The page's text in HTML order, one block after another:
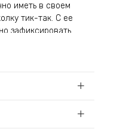
иметь в своем
тик-так. С ее
зафиксировать
уложив их в
металлическая